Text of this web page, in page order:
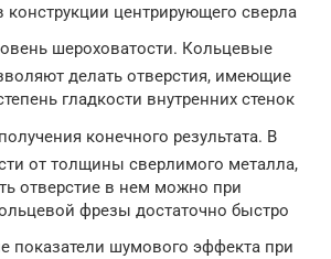
конструкции центрирующего сверла
шероховатости. Кольцевые
делать отверстия, имеющие
гладкости внутренних стенок
конечного результата. В
от толщины сверлимого металла,
отверстие в нем можно при
фрезы достаточно быстро
показатели шумового эффекта при